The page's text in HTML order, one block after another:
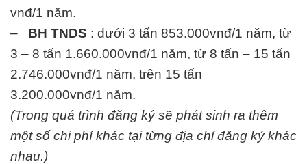
vnđ/1 năm.
– BH TNDS : dưới 3 tấn 853.000vnđ/1 năm, từ
3 – 8 tấn 1.660.000vnđ/1 năm, từ 8 tấn – 15 tấn
2.746.000vnđ/1 năm, trên 15 tấn
3.200.000vnđ/1 năm.
(Trong quá trình đăng ký sẽ phát sinh ra thêm
một số chi phí khác tại từng địa chỉ đăng ký khác
nhau.)